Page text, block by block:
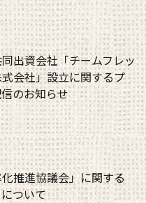
出資会社「チームフレッ
会社」設立に関するプ
のお知らせ
推進協議会」に関する
ついて